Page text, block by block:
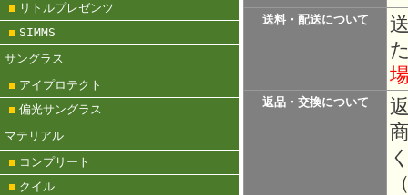
リトルプレゼンツ
SIMMS
サングラス
アイプロテクト
偏光サングラス
マテリアル
コンプリート
クイル
送料・配送について
返品・交換について